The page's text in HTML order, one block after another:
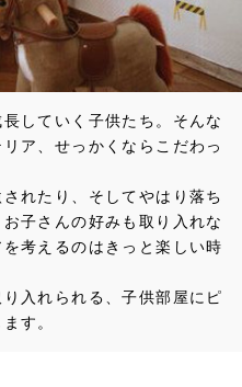
していく子供たち。そんな
ア、せっかくならこだわっ
れたり、そしてやはり落ち
子さんの好みも取り入れな
考えるのはきっと楽しい時
入れられる、子供部屋にピ
す。